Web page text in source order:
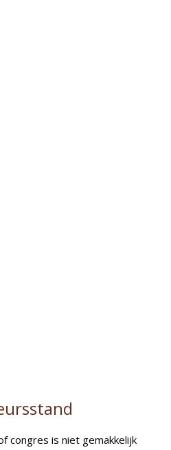
congres is niet gemakkelijk